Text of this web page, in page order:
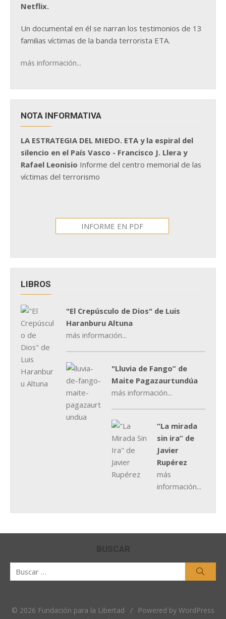
Netflix.
Un documental en él se narran los testimonios de 13
familias víctimas de la banda terrorista ETA.
más información...
NOTA INFORMATIVA
LA ESTRATEGIA DEL MIEDO. ETA y la espiral del
silencio en el País Vasco - Francisco J. Llera y
Rafael Leonisio Informe del centro memorial de las
víctimas del terrorismo
INFORME EN PDF
LIBROS
"El Crepúsculo de Dios" de Luis
Haranburu Altuna
más información...
"Lluvia de Fango” de
Maite Pagazaurtundúa
más información...
“La mirada
sin ira” de
Javier
Rupérez
más
información...
BUSCAR
© 2026 Fundación para la Libertad /
Powered by WordPress